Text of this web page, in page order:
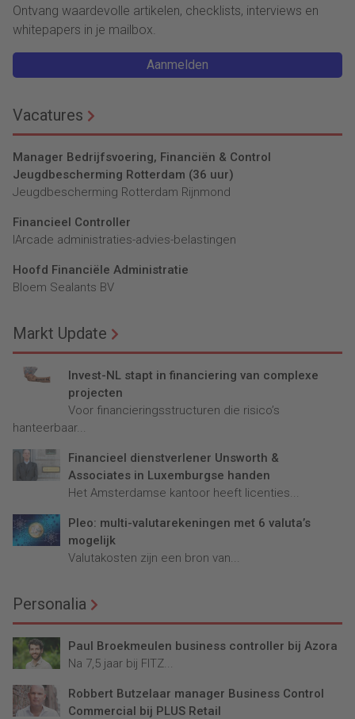
Ontvang waardevolle artikelen, checklists, interviews en
whitepapers in je mailbox.
Aanmelden
Vacatures
Manager Bedrijfsvoering, Financiën & Control
Jeugdbescherming Rotterdam (36 uur)
Jeugdbescherming Rotterdam Rijnmond
Financieel Controller
lArcade administraties-advies-belastingen
Hoofd Financiële Administratie
Bloem Sealants BV
Markt Update
Invest-NL stapt in financiering van complexe
projecten
Voor financieringsstructuren die risico’s
hanteerbaar...
Financieel dienstverlener Unsworth &
Associates in Luxemburgse handen
Het Amsterdamse kantoor heeft licenties...
Pleo: multi-valutarekeningen met 6 valuta’s
mogelijk
Valutakosten zijn een bron van...
Personalia
Paul Broekmeulen business controller bij Azora
Na 7,5 jaar bij FITZ...
Robbert Butzelaar manager Business Control
Commercial bij PLUS Retail